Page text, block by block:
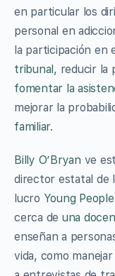
en particular los
personal en
la participación en
tribunal, reducir la
fomentar la
mejorar la
familiar.
Billy O’Bryan ve
director estatal de
lucro Young
cerca de una
enseñan a
vida, como